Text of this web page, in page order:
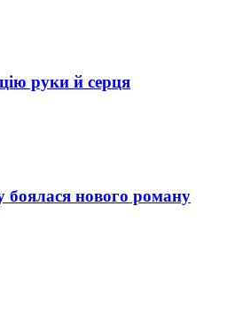
руки й серця
боялася нового роману